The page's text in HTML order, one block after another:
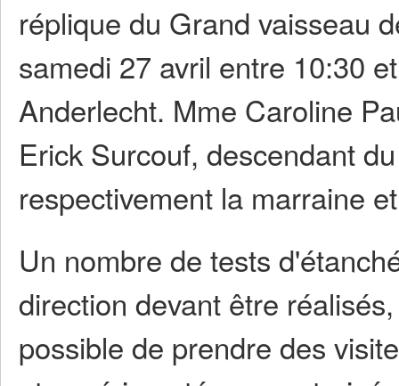
réplique du Grand vaisseau
samedi 27 avril entre 10:30
Anderlecht. Mme Caroline
Erick Surcouf, descendant
respectivement la marraine
Un nombre de tests
direction devant être
possible de prendre des